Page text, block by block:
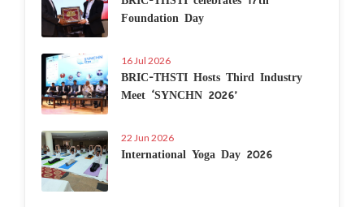
Foundation Day
16 Jul 2026
BRIC-THSTI Hosts Third Industry
Meet ‘SYNCHN 2026’
22 Jun 2026
International Yoga Day 2026